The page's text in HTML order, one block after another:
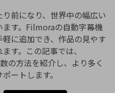
前になり、世界中の幅広い
す。Filmoraの自動字幕機
に追加でき、作品の見やす
す。この記事では、
の方法を紹介し、より多く
ートします。